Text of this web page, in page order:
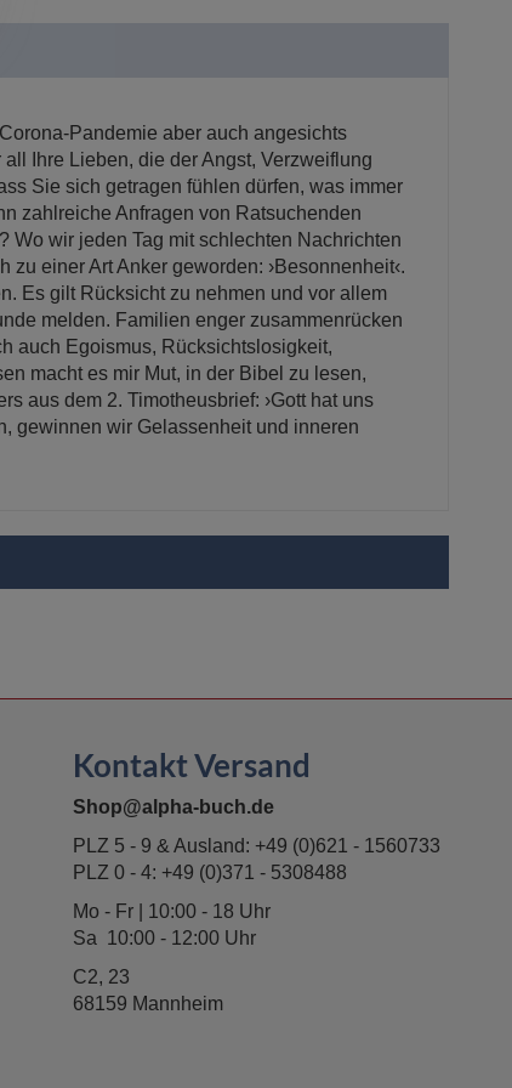
Pandemie aber auch angesichts
Ihre Lieben, die der Angst, Verzweiflung
Sie sich getragen fühlen dürfen, was immer
zahlreiche Anfragen von Ratsuchenden
Wo wir jeden Tag mit schlechten Nachrichten
einer Art Anker geworden: ›Besonnenheit‹.
Es gilt Rücksicht zu nehmen und vor allem
melden. Familien enger zusammenrücken
auch Egoismus, Rücksichtslosigkeit,
macht es mir Mut, in der Bibel zu lesen,
aus dem 2. Timotheusbrief: ›Gott hat uns
gewinnen wir Gelassenheit und inneren
Kontakt Versand
Shop@alpha-buch.de
PLZ 5 - 9 & Ausland: +49 (0)621 - 1560733
PLZ 0 - 4: +49 (0)371 - 5308488
Mo - Fr | 10:00 - 18 Uhr
Sa 10:00 - 12:00 Uhr
C2, 23
68159 Mannheim